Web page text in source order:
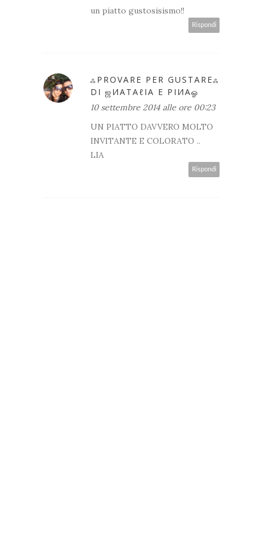
un piatto gustosisismo!!
Rispondi
ஃPROVARE PER GUSTAREஃ
DI ஜИΑТΑℓΙΑ E ΡΙИΑஓ
10 settembre 2014 alle ore 00:23
UN PIATTO DAVVERO MOLTO
INVITANTE E COLORATO ..
LIA
Rispondi